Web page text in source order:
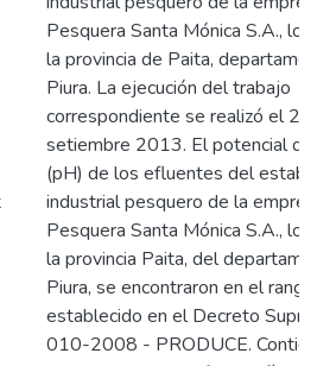
Pesquera Santa Mónica S.A.,
la provincia de Paita,
Piura. La ejecución del trabajo
correspondiente se realizó el 25
setiembre 2013. El potencial
(pH) de los efluentes del
industrial pesquero de la
Pesquera Santa Mónica S.A.,
la provincia Paita, del
Piura, se encontraron en el rango
establecido en el Decreto
010-2008 - PRODUCE.